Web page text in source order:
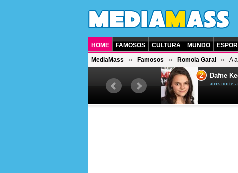
HOME FAMOSOS CULTURA MUNDO
MediaMass Famosos Romola Garai A
2 Dafne
atriz norte-